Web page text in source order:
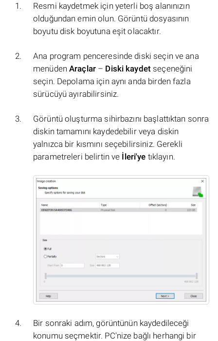
Resmi kaydetmek için yeterli boş alanınızın
olduğundan emin olun. Görüntü dosyasının
boyutu disk boyutuna eşit olacaktır.
Ana program penceresinde diski seçin ve ana
menüdenAraçlar – Diski kaydet seçeneğini
seçin. Depolama için aynı anda birden fazla
sürücüyü ayırabilirsiniz.
Görüntü oluşturma sihirbazını başlattıktan sonra
diskin tamamını kaydedebilir veya diskin
yalnızca bir kısmını seçebilirsiniz. Gerekli
parametreleri belirtin ve İleri'ye tıklayın.
Bir sonraki adım, görüntünün kaydedileceği
konumu seçmektir. PC'nize bağlı herhangi bir